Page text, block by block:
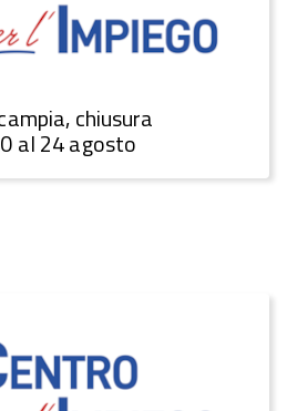
chiusura
al 24 agosto